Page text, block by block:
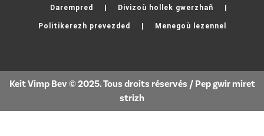
Darempred Divizoù hollek gwerzhañ
Politikerezh prevezded Menegoù lezennel
Keit Vimp Bev © 2025. Tous droits réservés / Pep gwir miret
strizh